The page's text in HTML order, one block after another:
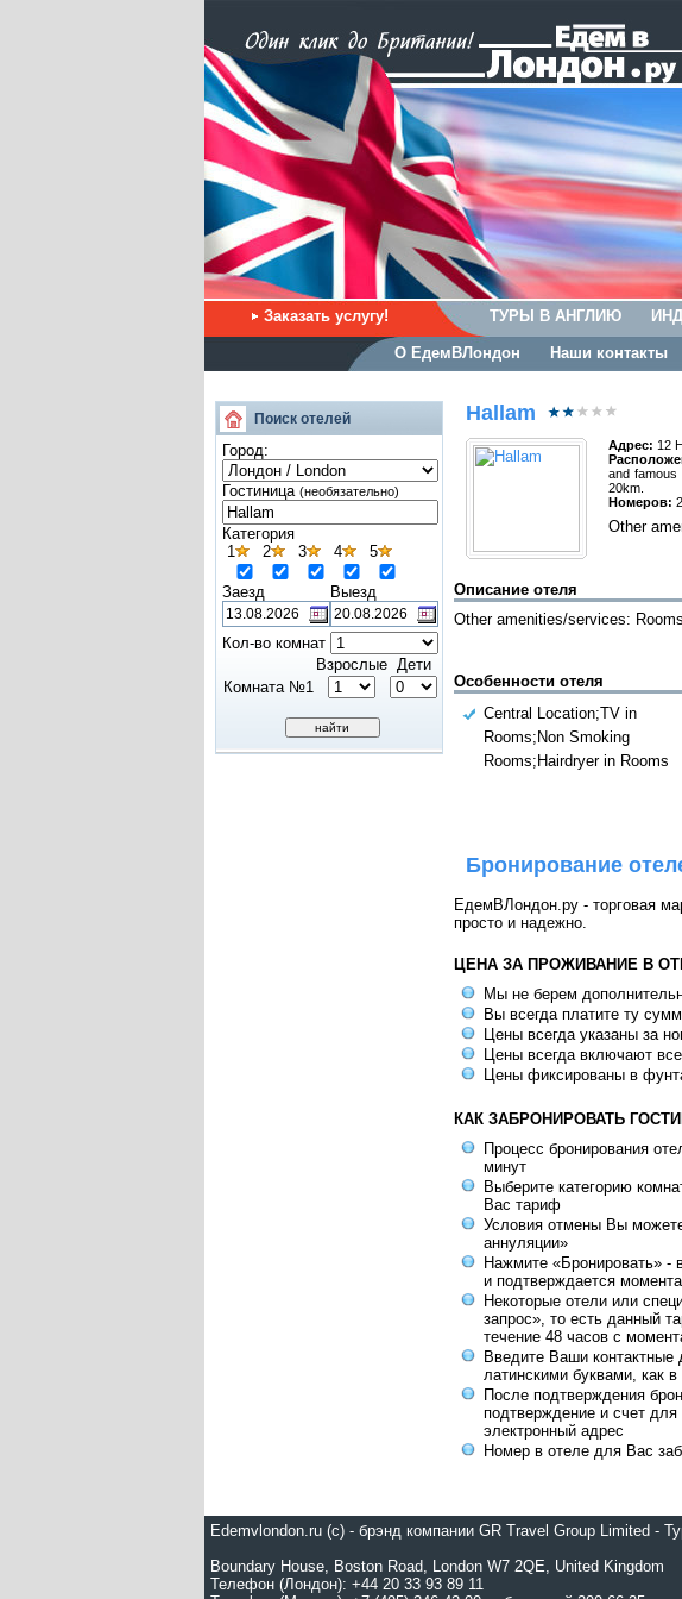
Заказать услугу! ТУРЫ В АНГЛИЮ
О ЕдемВЛондон Наши контакты
Поиск отелей
Город:
Гостиница (необязательно)
Категория
1
2 3 4 5
Заезд Выезд
Кол-во комнат
Взрослые Дети
Комната №1
Hallam
Адрес: 12
and famous
20km.
Номеров:
Other
Описание отеля
Other amenities/services:
Особенности отеля
Central Location;TV in
Rooms;Non Smoking
Rooms;Hairdryer in Rooms
Бронирование
ЕдемВЛондон.ру - торговая
просто и надежно.
ЦЕНА ЗА ПРОЖИВАНИЕ В
Мы не берем
Вы всегда платите ту
Цены всегда указаны за
Цены всегда включают
Цены фиксированы в
КАК ЗАБРОНИРОВАТЬ
Процесс бронирования
минут
Выберите категорию
Вас тариф
Условия отмены Вы
аннуляции»
Нажмите «Бронировать» -
и подтверждается
Некоторые отели или
запрос», то есть данный
течение 48 часов с
Введите Ваши контактные
латинскими буквами, как в
После подтверждения
подтверждение и счет
электронный адрес
Номер в отеле для Вас
Edemvlondon.ru (c) - брэнд компании GR Travel Group Limited -
Boundary House, Boston Road, London W7 2QE, United Kingdom
Телефон (Лондон): +44 20 33 93 89 11